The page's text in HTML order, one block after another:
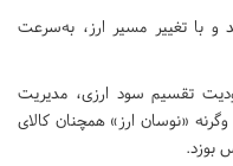
و با تغییر مسیر ارز، به‌سرعت
تقسیم سود ارزی، مدیریت
«نوسان ارز» همچنان کالای
بوزد.